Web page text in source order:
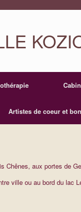
Artistes de coeur et
Chênes, aux portes de
ville ou au bord du lac